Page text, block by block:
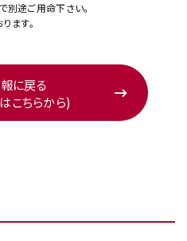
別途ご用命下さい。
ます。
に戻る
こちらから)